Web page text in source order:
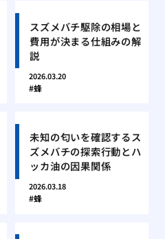
スズメバチ駆除の相場と
費用が決まる仕組みの解
説
2026.03.20
蜂
未知の匂いを確認するス
ズメバチの探索行動とハ
ッカ油の因果関係
2026.03.18
蜂